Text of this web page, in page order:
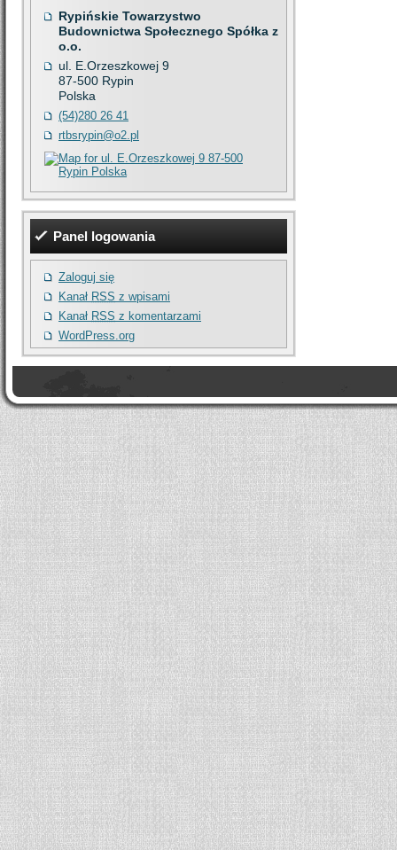
Rypińskie Towarzystwo
Budownictwa Społecznego Spółka z
o.o.
ul. E.Orzeszkowej 9
87-500 Rypin
Polska
(54)280 26 41
rtbsrypin@o2.pl
Panel logowania
Zaloguj się
Kanał RSS z wpisami
Kanał RSS z komentarzami
WordPress.org